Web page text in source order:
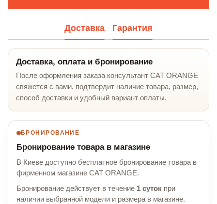
Доставка Гарантия
Доставка, оплата и бронирование
После оформления заказа консультант CAT ORANGE
свяжется с вами, подтвердит наличие товара, размер,
способ доставки и удобный вариант оплаты.
БРОНИРОВАНИЕ
Бронирование товара в магазине
В Киеве доступно бесплатное бронирование товара в
фирменном магазине CAT ORANGE.
Бронирование действует в течение 1 суток при
наличии выбранной модели и размера в магазине.